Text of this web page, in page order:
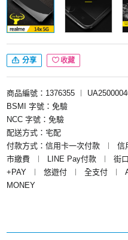
分享 收藏
商品編號：1376355 ︱
BSMI 字號：免驗
NCC 字號：免驗
配送方式：宅配
付款方式：信用卡一次付款
︱ 信
市繳費
︱ LINE Pay付款 ︱ 街
+PAY
︱ 悠遊付 ︱ 全支付 ︱
MONEY